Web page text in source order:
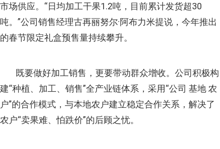
市场供应。“日均加工干果1.2吨，目前累计发货超30
吨。”公司销售经理古再丽努尔·阿布力米提说，今年推出
的春节限定礼盒预售量持续攀升。
既要做好加工销售，更要带动群众增收。公司积极构
建“种植、加工、销售”全产业链体系，采用“公司 基地 农
户”的合作模式，与本地农户建立稳定合作关系，解决了
农户“卖果难、怕跌价”的后顾之忧。